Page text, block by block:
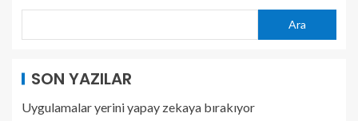
Ara
SON YAZILAR
Uygulamalar yerini yapay zekaya bırakıyor